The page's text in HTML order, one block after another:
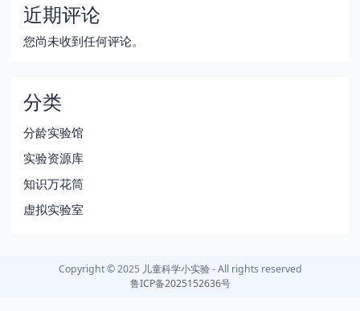
近期评论
您尚未收到任何评论。
分类
分龄实验馆
实验资源库
知识万花筒
虚拟实验室
Copyright © 2025 儿童科学小实验- All rights reserved
鲁ICP备2025152636号